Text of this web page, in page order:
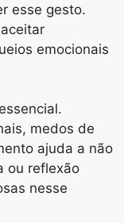
esse gesto.
emocionais
medos de
ajuda a não
ou reflexão
nesse